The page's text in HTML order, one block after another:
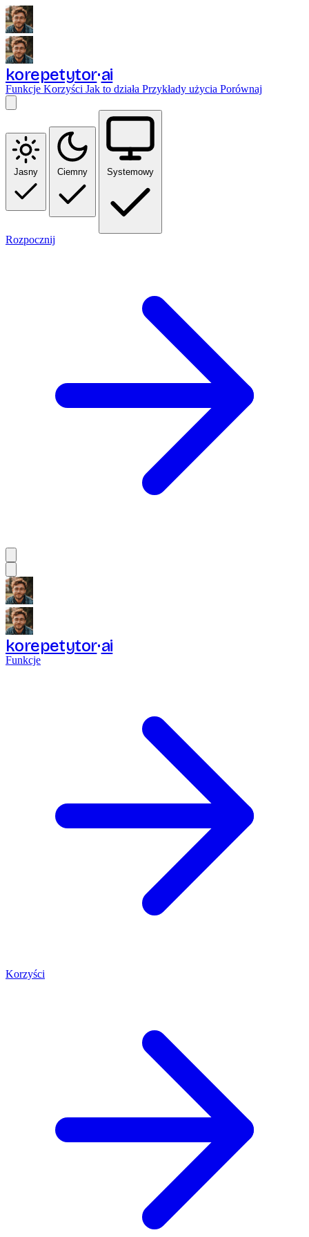
korepetytor ai
Funkcje Korzyści Jak to działa Przykłady użycia Porównaj
Jasny Ciemny Systemowy
Rozpocznij
korepetytor ai
Funkcje
Korzyści